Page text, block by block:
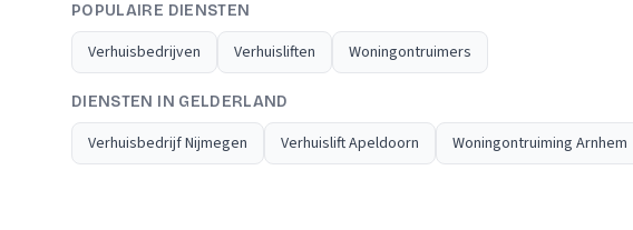
POPULAIRE DIENSTEN
Verhuisbedrijven Verhuisliften Woningontruimers
DIENSTEN IN GELDERLAND
Verhuisbedrijf Nijmegen Verhuislift Apeldoorn Woningontruiming Arnhem